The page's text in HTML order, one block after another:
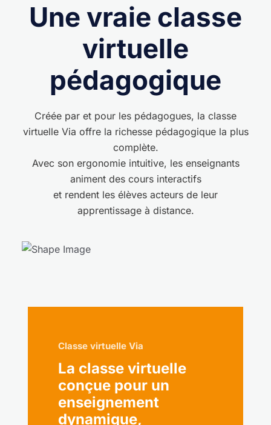
Une vraie classe
virtuelle
pédagogique
Créée par et pour les pédagogues, la classe
virtuelle Via offre la richesse pédagogique la plus
complète.
Avec son ergonomie intuitive, les enseignants
animent des cours interactifs
et rendent les élèves acteurs de leur
apprentissage à distance.
Classe virtuelle Via
La classe virtuelle
conçue pour un
enseignement
dynamique,